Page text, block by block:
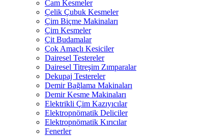
Cam Kesmeler
Çelik Çubuk Kesmeler
Çim Biçme Makinaları
Çim Kesmeler
Çit Budamalar
Çok Amaçlı Kesiciler
Dairesel Testereler
Dairesel Titreşim Zımparalar
Dekupaj Testereler
Demir Bağlama Makinaları
Demir Kesme Makinaları
Elektrikli Çim Kazıyıcılar
Elektropnömatik Deliciler
Elektropnömatik Kırıcılar
Fenerler